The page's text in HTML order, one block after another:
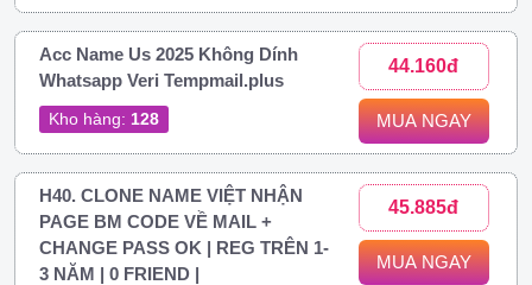
Acc Name Us 2025 Không Dính
Whatsapp Veri Tempmail.plus
Kho hàng: 128
44.160đ
MUA NGAY
H40. CLONE NAME VIỆT NHẬN
PAGE BM CODE VỀ MAIL +
CHANGE PASS OK | REG TRÊN 1-
3 NĂM | 0 FRIEND |
45.885đ
MUA NGAY